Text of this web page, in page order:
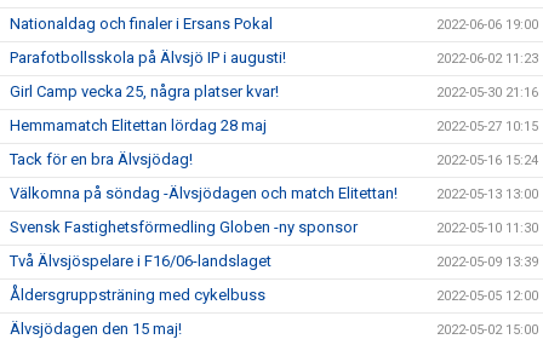
Nationaldag och finaler i Ersans Pokal 2022-06-06 19:00
Parafotbollsskola på Älvsjö IP i augusti! 2022-06-02 11:23
Girl Camp vecka 25, några platser kvar! 2022-05-30 21:16
Hemmamatch Elitettan lördag 28 maj 2022-05-27 10:15
Tack för en bra Älvsjödag! 2022-05-16 15:24
Välkomna på söndag -Älvsjödagen och match Elitettan! 2022-05-13 13:00
Svensk Fastighetsförmedling Globen -ny sponsor 2022-05-10 11:30
Två Älvsjöspelare i F16/06-landslaget 2022-05-09 13:39
Åldersgruppsträning med cykelbuss 2022-05-05 12:00
Älvsjödagen den 15 maj! 2022-05-02 15:00